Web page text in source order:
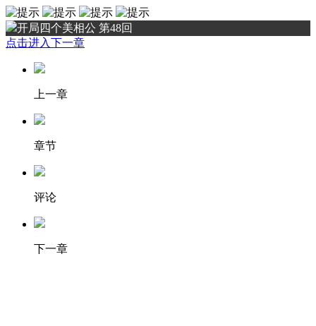
开局四个美相公 第48回
点击进入下一章
上一章
章节
评论
下一章